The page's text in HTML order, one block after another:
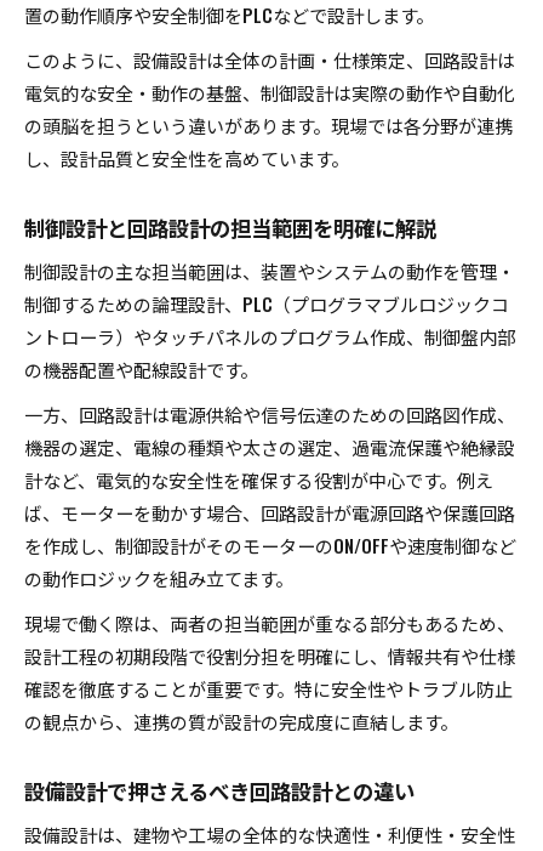
置の動作順序や安全制御をPLCなどで設計します。
このように、設備設計は全体の計画・仕様策定、回路設計は
電気的な安全・動作の基盤、制御設計は実際の動作や自動化
の頭脳を担うという違いがあります。現場では各分野が連携
し、設計品質と安全性を高めています。
制御設計と回路設計の担当範囲を明確に解説
制御設計の主な担当範囲は、装置やシステムの動作を管理・
制御するための論理設計、PLC（プログラマブルロジックコ
ントローラ）やタッチパネルのプログラム作成、制御盤内部
の機器配置や配線設計です。
一方、回路設計は電源供給や信号伝達のための回路図作成、
機器の選定、電線の種類や太さの選定、過電流保護や絶縁設
計など、電気的な安全性を確保する役割が中心です。例え
ば、モーターを動かす場合、回路設計が電源回路や保護回路
を作成し、制御設計がそのモーターのON/OFFや速度制御など
の動作ロジックを組み立てます。
現場で働く際は、両者の担当範囲が重なる部分もあるため、
設計工程の初期段階で役割分担を明確にし、情報共有や仕様
確認を徹底することが重要です。特に安全性やトラブル防止
の観点から、連携の質が設計の完成度に直結します。
設備設計で押さえるべき回路設計との違い
設備設計は、建物や工場の全体的な快適性・利便性・安全性